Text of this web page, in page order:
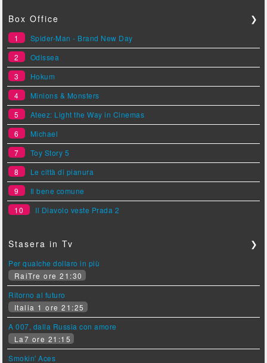
Box Office ❯
1
Spider-Man - Brand New Day
2
Odissea
3
Hokum
4
Minions & Monsters
5
Ateez: Light the Way in Cinemas
6
Michael
7
Toy Story 5
8
Le città di pianura
9
Il bene comune
10
Il Diavolo veste Prada 2
Stasera in Tv ❯
Per qualche dollaro in più
RaiTre ore 21:30
Ritorno al futuro
Italia 1 ore 21:25
A 007, dalla Russia con amore
La7 ore 21:15
Smokin' Aces